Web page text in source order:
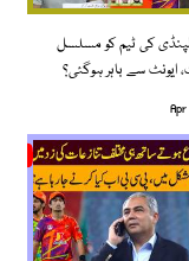
کی ٹیم کو مسلسل
سے باہر ہوگئی؟
Apr